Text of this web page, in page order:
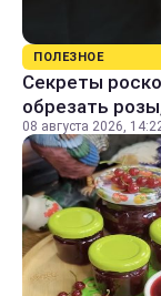
ПОЛЕЗНОЕ
Секреты
обрезать
08 августа 2026,